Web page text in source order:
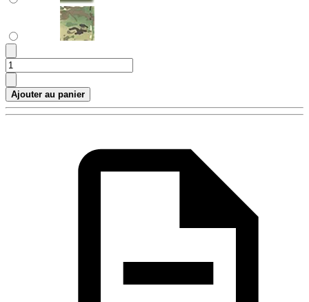
Ajouter au panier